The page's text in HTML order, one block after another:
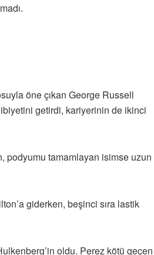
öne çıkan George Russell
getirdi, kariyerinin de ikinci
podyumu tamamlayan isimse uzun
giderken, beşinci sıra lastik
oldu. Perez kötü geçen